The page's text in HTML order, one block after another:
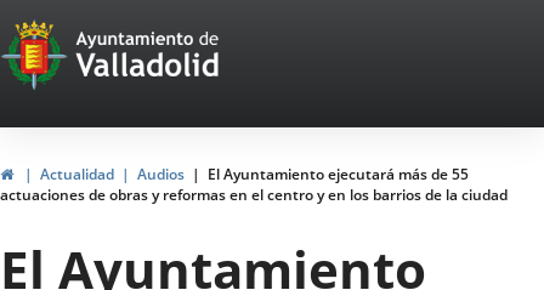
Portal
Web
del
Ayuntamiento
de
Valladolid
InicioActualidad Audios
El Ayuntamiento ejecutará más de 55
actuaciones de obras y reformas en el centro y en los barrios de la ciudad
El Ayuntamiento